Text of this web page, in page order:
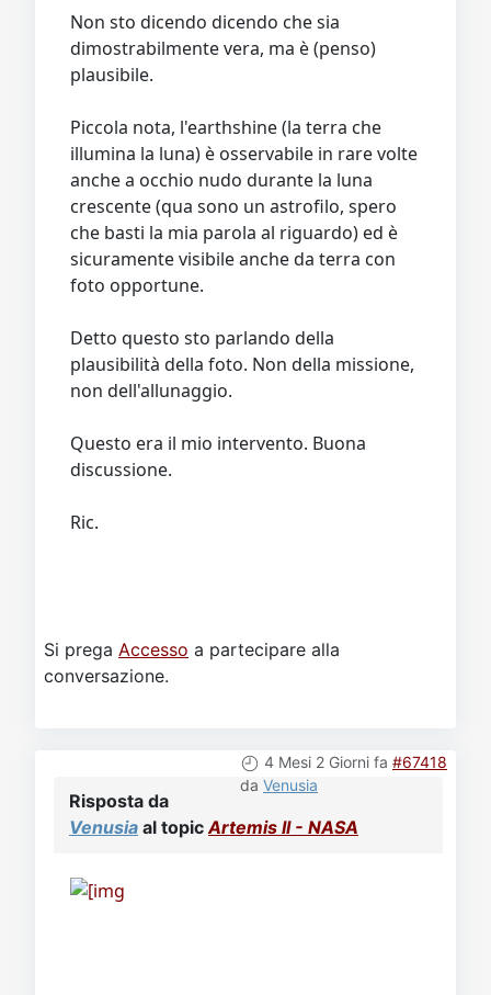
Non sto dicendo dicendo che sia
dimostrabilmente vera, ma è (penso)
plausibile.
Piccola nota, l'earthshine (la terra che
illumina la luna) è osservabile in rare volte
anche a occhio nudo durante la luna
crescente (qua sono un astrofilo, spero
che basti la mia parola al riguardo) ed è
sicuramente visibile anche da terra con
foto opportune.
Detto questo sto parlando della
plausibilità della foto. Non della missione,
non dell'allunaggio.
Questo era il mio intervento. Buona
discussione.
Ric.
Si prega Accesso a partecipare alla
conversazione.
4 Mesi 2 Giorni fa #67418
da Venusia
Risposta da
Venusia al topicArtemis II - NASA